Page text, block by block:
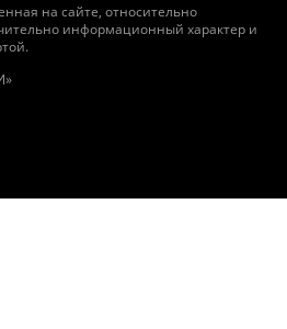
на сайте, относительно
информационный характер и